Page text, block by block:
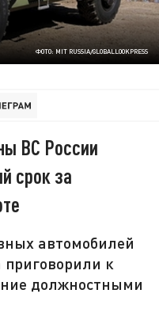
ФОТО: MIT RUSSIA/GLOBALLOOKPRESS
ВС России
срок за
автомобилей
к
должностными